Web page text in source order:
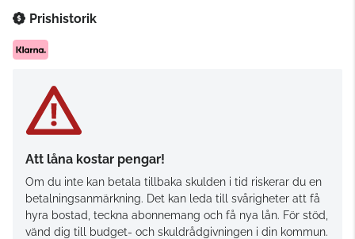
Prishistorik
Att låna kostar pengar!
Om du inte kan betala tillbaka skulden i tid riskerar du en
betalningsanmärkning. Det kan leda till svårigheter att få
hyra bostad, teckna abonnemang och få nya lån. För stöd,
vänd dig till budget- och skuldrådgivningen i din kommun.